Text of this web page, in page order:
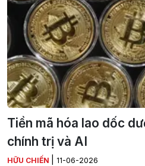
Tiền mã hóa lao dốc
chính trị và AI
HỮU CHIẾN 11-06-2026